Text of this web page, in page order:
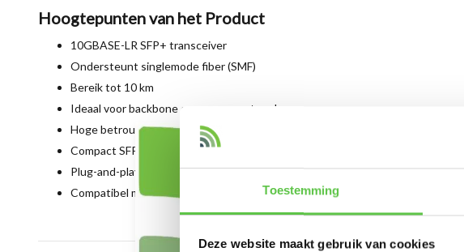
Toestemming
Deze website maakt gebruik van cookies
Hoogtepunten van het Product
10GBASE-LR SFP+ transceiver
Ondersteunt singlemode fiber (SMF)
Bereik tot 10 km
Ideaal voor backbone en campus netwerken
Hoge betrouwbaarheid en prestaties
Compact SFP+ formaat
Plug-and-play installatie
Compatibel met Cisco Meraki switches